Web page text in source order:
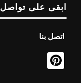
ابقى على تواصل
اتصل بنا